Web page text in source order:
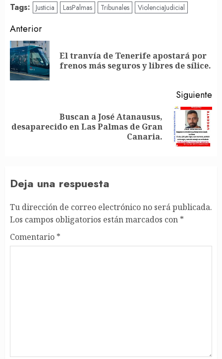
Tags: Justicia LasPalmas Tribunales ViolenciaJudicial
Post
navigation
Anterior
El tranvía de Tenerife apostará por
frenos más seguros y libres de sílice.
Siguiente
Siguiente
Buscan a José Atanausus,
desaparecido en Las Palmas de Gran
Canaria.
Deja una respuesta
Tu dirección de correo electrónico no será publicada.
Los campos obligatorios están marcados con *
Comentario *